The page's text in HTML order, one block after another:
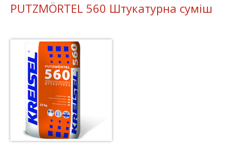
PUTZMÖRTEL 560 Штукатурна суміш